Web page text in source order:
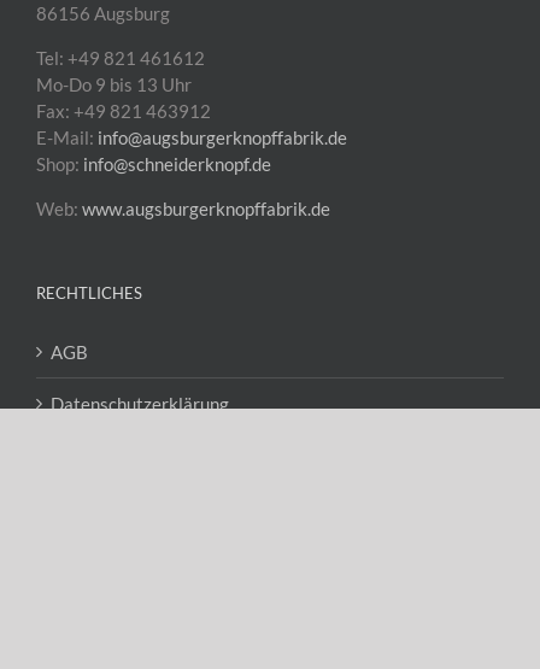
86156 Augsburg
Tel: +49 821 461612
Mo-Do 9 bis 13 Uhr
Fax: +49 821 463912
E-Mail: info@augsburgerknopffabrik.de
Shop: info@schneiderknopf.de
Web: www.augsburgerknopffabrik.de
RECHTLICHES
AGB
Datenschutzerklärung